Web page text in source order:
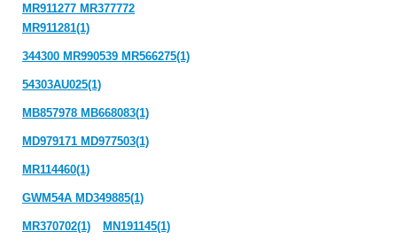
MR911277 MR377772
MR911281(1)
344300 MR990539 MR566275(1)
54303AU025(1)
MB857978 MB668083(1)
MD979171 MD977503(1)
MR114460(1)
GWM54A MD349885(1)
MR370702(1) MN191145(1)